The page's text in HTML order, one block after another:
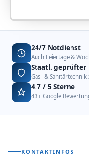
24/7 Notdienst
Auch Feiertage &
Staatl. geprüfter
Gas- &
4.7 / 5 Sterne
43+ Google
KONTAKTINFOS